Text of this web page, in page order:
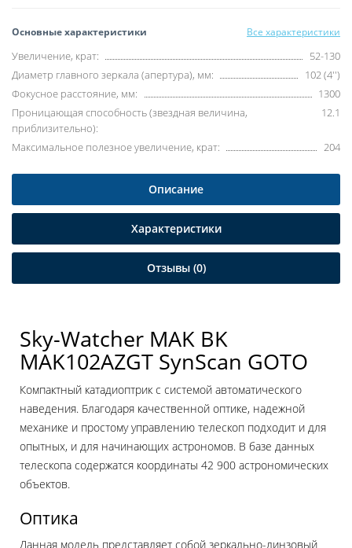
Основные характеристики Все характеристики
Увеличение, крат:
52-130
Диаметр главного зеркала (апертура), мм:
102 (4'')
Фокусное расстояние, мм:
1300
Проницающая способность (звездная величина,
приблизительно):
12.1
Максимальное полезное увеличение, крат: 204
Описание
Характеристики
Отзывы (0)
Sky-Watcher MAK BK
MAK102AZGT SynScan GOTO
Компактный катадиоптрик с системой автоматического
наведения. Благодаря качественной оптике, надежной
механике и простому управлению телескоп подходит и для
опытных, и для начинающих астрономов. В базе данных
телескопа содержатся координаты 42 900 астрономических
объектов.
Оптика
Данная модель представляет собой зеркально-линзовый